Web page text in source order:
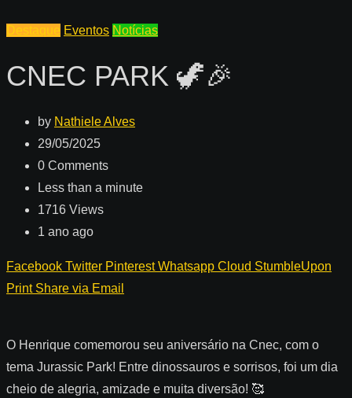
Destaque Eventos Notícias
CNEC PARK 🦖🎉
by Nathiele Alves
29/05/2025
0 Comments
Less than a minute
1716 Views
1 ano ago
Facebook Twitter Pinterest Whatsapp Cloud StumbleUpon
Print Share via Email
O Henrique comemorou seu aniversário na Cnec, com o
tema Jurassic Park! Entre dinossauros e sorrisos, foi um dia
cheio de alegria, amizade e muita diversão! 🥰